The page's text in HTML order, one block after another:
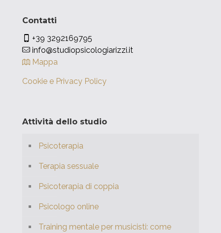
Contatti
+39 3292169795
info@studiopsicologiarizzi.it
Mappa
Cookie e Privacy Policy
Attività dello studio
Psicoterapia
Terapia sessuale
Psicoterapia di coppia
Psicologo online
Training mentale per musicisti: come